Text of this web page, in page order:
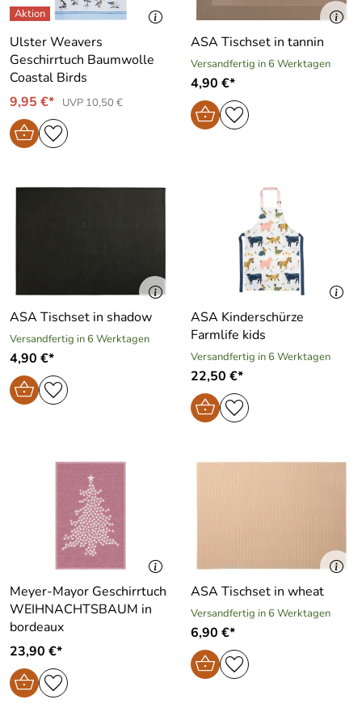
Ulster Weavers
Geschirrtuch Baumwolle
Coastal Birds
9,95 €*
UVP 10,50 €
ASA Tischset in tannin
Versandfertig in 6 Werktagen
4,90 €*
ASA Tischset in shadow
Versandfertig in 6 Werktagen
4,90 €*
ASA Kinderschürze
Farmlife kids
Versandfertig in 6 Werktagen
22,50 €*
Meyer-Mayor Geschirrtuch
WEIHNACHTSBAUM in
bordeaux
23,90 €*
ASA Tischset in wheat
Versandfertig in 6 Werktagen
6,90 €*